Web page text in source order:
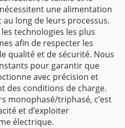
une alimentation
long de leurs processus.
technologies les plus
afin de respecter les
qualité et de sécurité. Nous
pour garantir que
avec précision et
des conditions de charge.
monophasé/triphasé, c’est
et d’exploiter
électrique.